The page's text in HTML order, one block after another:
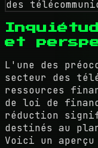
et
L'une des
secteur des
ressources
de loi de
réduction
destinés au
Voici un